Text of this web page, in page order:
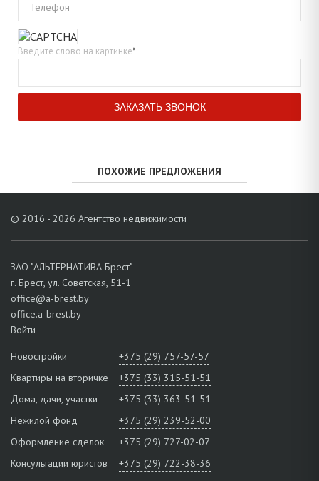
Телефон
Введите слово на картинке*
ПОХОЖИЕ ПРЕДЛОЖЕНИЯ
© 2016 - 2026 Агентство недвижимости
ЗАО "АЛЬТЕРНАТИВА Брест"
г. Брест, ул. Советская, 51-1
office@a-brest.by
office.a-brest.by
Войти
Новостройки
+375 (29) 757-57-57
Квартиры на вторичке
+375 (33) 315-51-51
Дома, дачи, участки
+375 (33) 363-51-51
Нежилой фонд
+375 (29) 239-52-00
Оформление сделок
+375 (29) 727-02-07
Консультации юристов
+375 (29) 722-38-36